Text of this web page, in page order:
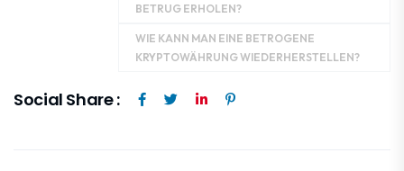
BETRUG ERHOLEN?
WIE KANN MAN EINE BETROGENE
KRYPTOWÄHRUNG WIEDERHERSTELLEN?
Social Share :